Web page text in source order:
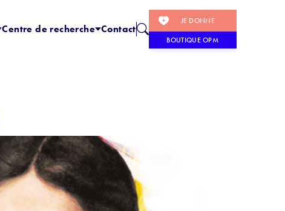
Centre de recherche Contact
JE DONNE
BOUTIQUE OPM